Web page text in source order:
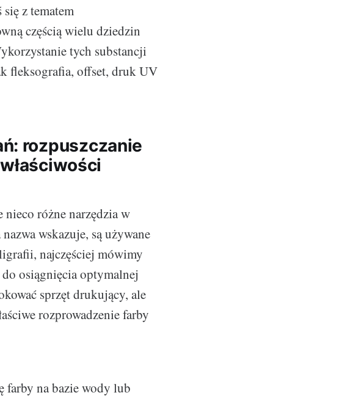
się z tematem
częścią wielu dziedzin
tych substancji
fleksografia, offset, druk UV
rozpuszczanie
różne narzędzia w
wskazuje, są używane
najczęściej mówimy
osiągnięcia optymalnej
sprzęt drukujący, ale
rozprowadzenie farby
farby na bazie wody lub